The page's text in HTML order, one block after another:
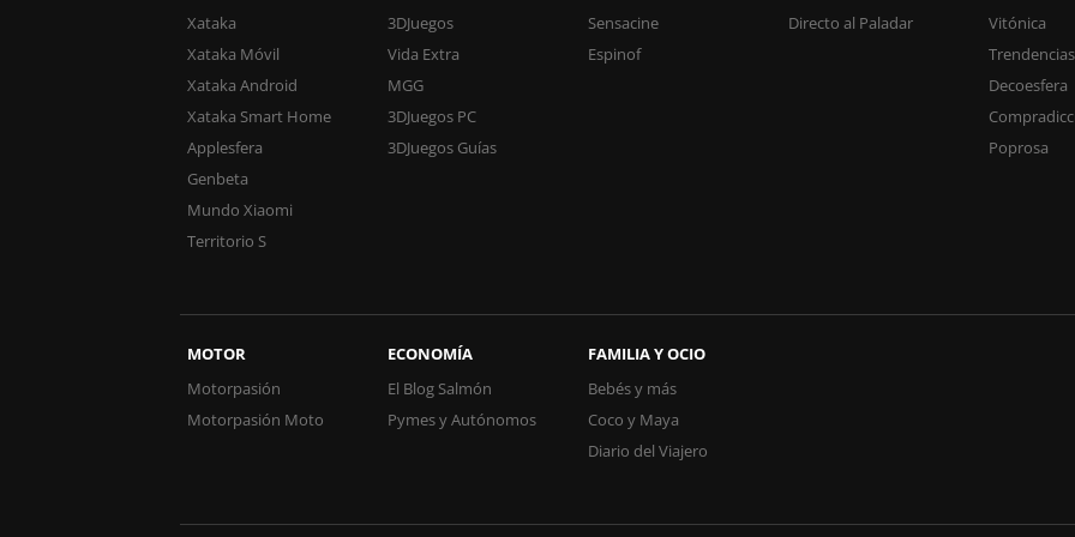
Xataka
Xataka Móvil
Xataka Android
Xataka Smart Home
Applesfera
Genbeta
Mundo Xiaomi
Territorio S
3DJuegos
Vida Extra
MGG
3DJuegos PC
3DJuegos Guías
Sensacine
Espinof
Directo al Paladar
Vitónica
Trendencias
Decoesfera
Poprosa
MOTOR
Motorpasión
Motorpasión Moto
ECONOMÍA
El Blog Salmón
Pymes y Autónomos
FAMILIA Y OCIO
Bebés y más
Coco y Maya
Diario del Viajero